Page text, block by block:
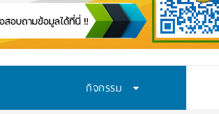
กิจกรรม